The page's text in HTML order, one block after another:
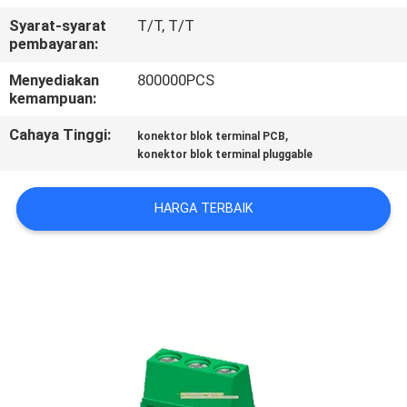
PERMINTAAN
SITEMAP
PRIVACY
POLICY
Syarat-syarat
pembayaran:
T/T, T/T
Menyediakan
kemampuan:
800000PCS
Cahaya Tinggi: konektor blok terminal PCB,
konektor blok terminal pluggable
HARGA TERBAIK